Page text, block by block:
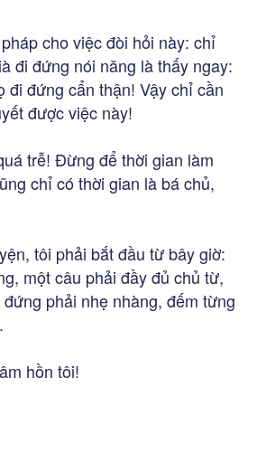
cho việc đòi hỏi này: chỉ
đi đứng nói năng là thấy ngay:
đi đứng cẩn thận! Vậy chỉ cần
được việc này!
trễ! Đừng để thời gian làm
chỉ có thời gian là bá chủ,
tôi phải bắt đầu từ bây giờ:
một câu phải đầy đủ chủ từ,
phải nhẹ nhàng, đếm từng
hồn tôi!